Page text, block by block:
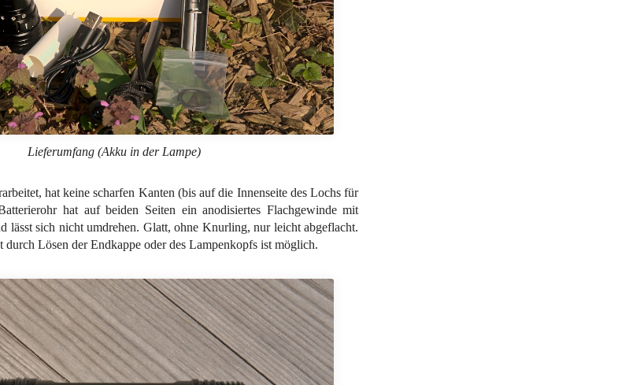
Lieferumfang (Akku in der Lampe)
hat keine scharfen Kanten (bis auf die Innenseite des Lochs für
hat auf beiden Seiten ein anodisiertes Flachgewinde mit
lässt sich nicht umdrehen. Glatt, ohne Knurling, nur leicht abgeflacht.
Lösen der Endkappe oder des Lampenkopfs ist möglich.